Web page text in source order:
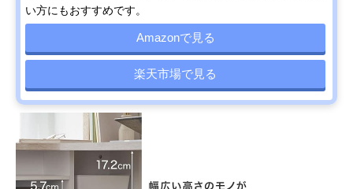
い方にもおすすめです。
Amazonで見る
楽天市場で見る